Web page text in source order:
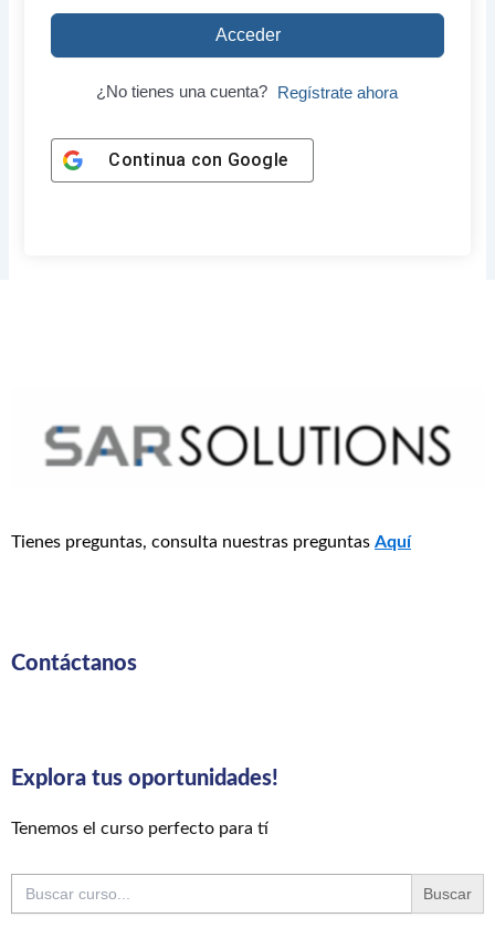
Acceder
¿No tienes una cuenta? Regístrate ahora
Continua con Google
Tienes preguntas, consulta nuestras preguntas Aquí
Contáctanos
Explora tus oportunidades!
Tenemos el curso perfecto para tí
Buscar: